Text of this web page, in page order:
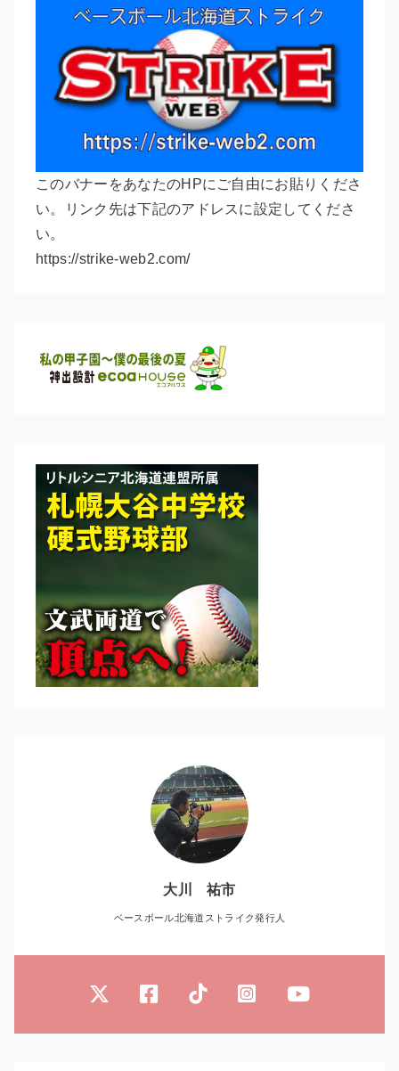
このバナーをあなたのHPにご自由にお貼りくださ
い。リンク先は下記のアドレスに設定してくださ
い。
https://strike-web2.com/
大川 祐市
ベースボール北海道ストライク発行人